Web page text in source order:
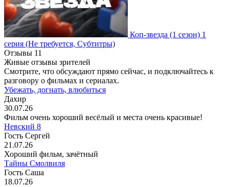
Коп-звезда (1 сезон) 1
серия (Не требуется, Субтитры)
Отзывы 11
Живые отзывы зрителей
Смотрите, что обсуждают прямо сейчас, и подключайтесь к
разговору о фильмах и сериалах.
Убежать, догнать, влюбиться
Дахир
30.07.26
Фильм очень хороший весёлый и места очень красивые!
Невский 8
Гость Сергей
21.07.26
Хороший фильм, зачётный
Тайны Смолвиля
Гость Саша
18.07.26